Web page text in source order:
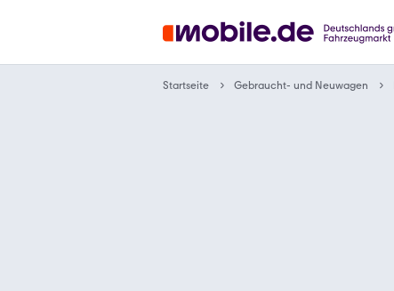
Startseite Gebraucht- und Neuwagen